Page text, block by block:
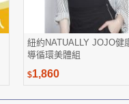
紐約NATUALLY JOJO健
導循環美體組
$1,860